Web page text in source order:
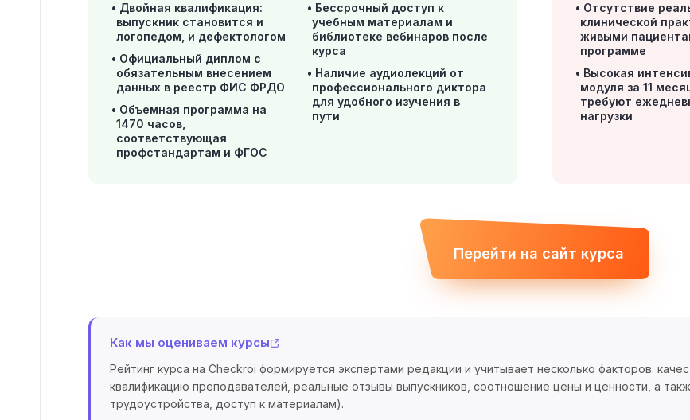
Двойная квалификация:
выпускник становится и
логопедом, и дефектологом
Официальный диплом с
обязательным внесением
данных в реестр ФИС ФРДО
Объемная программа на
1470 часов,
соответствующая
профстандартам и ФГОС
Бессрочный доступ к
учебным материалам и
библиотеке вебинаров после
курса
Наличие аудиолекций от
профессионального диктора
для удобного изучения в
пути
Отсутствие
клинической
живыми
программе
Высокая
модуля за 11
требуют
нагрузки
Перейти на сайт курса
Как мы оцениваем курсы
Рейтинг курса на Checkroi формируется экспертами редакции и учитывает несколько факторов:
квалификацию преподавателей, реальные отзывы выпускников, соотношение цены и ценности, а
трудоустройства, доступ к материалам).